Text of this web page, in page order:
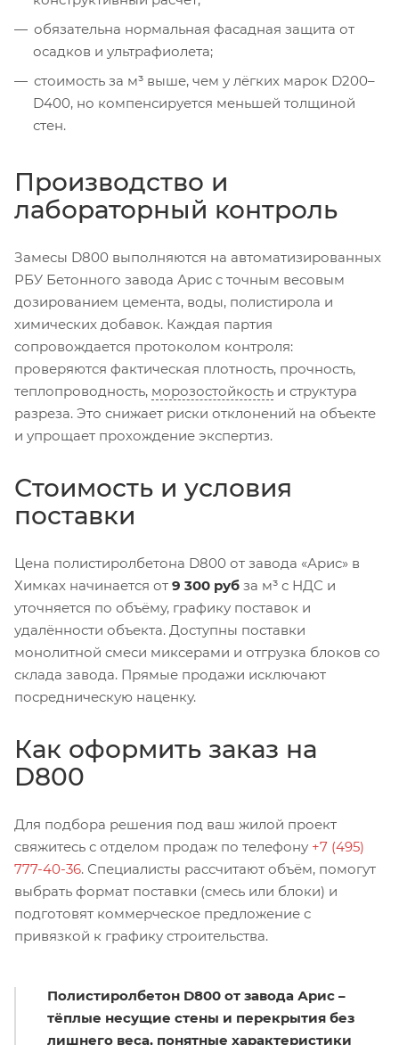
обязательна нормальная фасадная защита от
осадков и ультрафиолета;
стоимость за м³ выше, чем у лёгких марок D200–
D400, но компенсируется меньшей толщиной
стен.
Производство и
лабораторный контроль
Замесы D800 выполняются на автоматизированных
РБУ Бетонного завода Арис с точным весовым
дозированием цемента, воды, полистирола и
химических добавок. Каждая партия
сопровождается протоколом контроля:
проверяются фактическая плотность, прочность,
теплопроводность, морозостойкость и структура
разреза. Это снижает риски отклонений на объекте
и упрощает прохождение экспертиз.
Стоимость и условия
поставки
Цена полистиролбетона D800 от завода «Арис» в
Химках начинается от 9 300 руб за м³ с НДС и
уточняется по объёму, графику поставок и
удалённости объекта. Доступны поставки
монолитной смеси миксерами и отгрузка блоков со
склада завода. Прямые продажи исключают
посредническую наценку.
Как оформить заказ на
D800
Для подбора решения под ваш жилой проект
свяжитесь с отделом продаж по телефону +7 (495)
777-40-36. Специалисты рассчитают объём, помогут
выбрать формат поставки (смесь или блоки) и
подготовят коммерческое предложение с
привязкой к графику строительства.
Полистиролбетон D800 от завода Арис –
тёплые несущие стены и перекрытия без
лишнего веса, понятные характеристики